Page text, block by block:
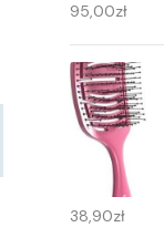
95,00zł
38,90zł